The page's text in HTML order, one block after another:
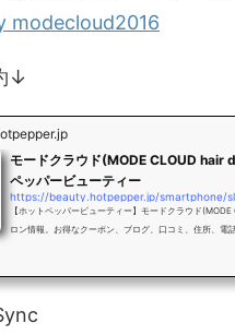
modecloud2016
↓
モードクラウド(MODE CLOUD hair
ペッパービューティー
https://beauty.hotpepper.jp/smartphone/
【ホットペッパービューティー】モードクラウド
ロン情報。お得なクーポン、ブログ、口コミ、住所、電